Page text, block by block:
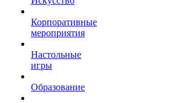
Корпоративные
мероприятия
Настольные
игры
Образование